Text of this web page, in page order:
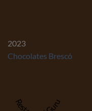
2023
Chocolates Brescó